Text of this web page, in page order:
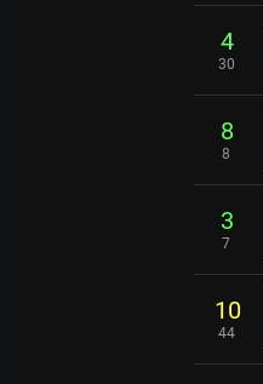
4
30
8
8
3
7
10
44